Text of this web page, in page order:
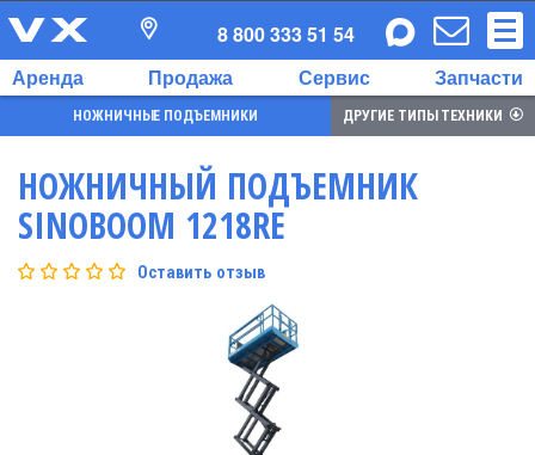
Аренда Продажа Сервис Запчасти
8 800 333 51 54
НОЖНИЧНЫЕ ПОДЪЕМНИКИ ДРУГИЕ ТИПЫ ТЕХНИКИ
НОЖНИЧНЫЙ ПОДЪЕМНИК
SINOBOOM 1218RE
Оставить отзыв